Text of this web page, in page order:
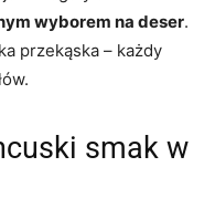
wyborem na deser.
przekąska – każdy
smak w